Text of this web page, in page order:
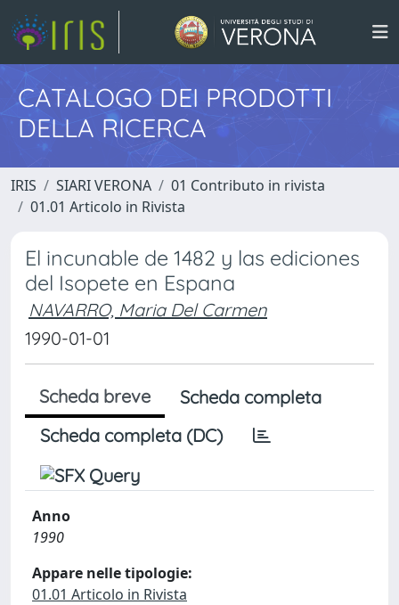
CATALOGO DEI PRODOTTI
DELLA RICERCA
IRIS SIARI VERONA
01 Contributo in rivista
01.01 Articolo in Rivista
El incunable de 1482 y las ediciones
del Isopete en Espana
NAVARRO, Maria Del Carmen
1990-01-01
Scheda breve
Scheda completa
Scheda completa (DC)
Anno
1990
Appare nelle tipologie:
01.01 Articolo in Rivista